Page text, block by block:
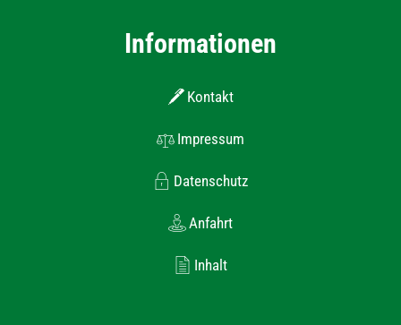
Informationen
Kontakt
Impressum
Datenschutz
Anfahrt
Inhalt